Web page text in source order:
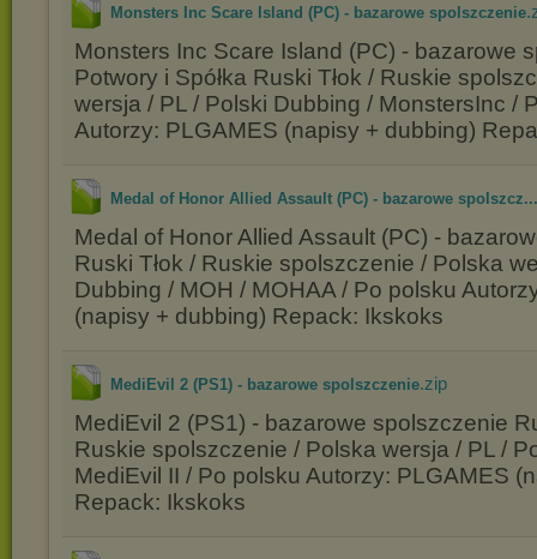
Monsters Inc Scare Island (PC) - bazarowe spolszczenie
Monsters Inc Scare Island (PC) - bazarowe
Potwory i Spółka Ruski Tłok / Ruskie
wersja / PL / Polski Dubbing / MonstersInc /
Autorzy: PLGAMES (napisy + dubbing)
Medal of Honor Allied Assault (PC) - bazarowe spolszcz...
Medal of Honor Allied Assault (PC) -
Ruski Tłok / Ruskie spolszczenie / Polska
Dubbing / MOH / MOHAA / Po polsku
(napisy + dubbing) Repack: Ikskoks
MediEvil 2 (PS1) - bazarowe spolszczenie.zip
MediEvil 2 (PS1) - bazarowe spolszczenie
Ruskie spolszczenie / Polska wersja / PL /
MediEvil II / Po polsku Autorzy: PLGAMES
Repack: Ikskoks